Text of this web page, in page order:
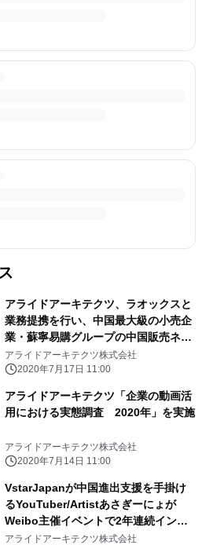
アライドアーキテクツ、ラオックスと
業務提携を行い、中国最大級の小売企
業・蘇寧易購グループの中国販売ネッ
トワークを活用した中国向け販売パッ
ケージを提供開始
アライドアーキテクツ株式会社
2020年7月17日 11:00
アライドアーキテクツ「企業の動画活
用における実態調査 2020年」を実施
アライドアーキテクツ株式会社
2020年7月14日 11:00
VstarJapanが中国進出支援を手掛け
るYouTuber/Artistあさぎーにょが
Weibo主催イベントで2年連続インフ
ルエンサー部門賞を受賞！
アライドアーキテクツ株式会社